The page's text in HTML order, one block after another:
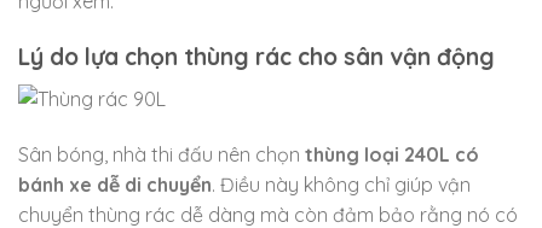
Lý do lựa chọn thùng rác cho sân vận động
Sân bóng, nhà thi đấu nên chọn thùng loại 240L có
bánh xe dễ di chuyển. Điều này không chỉ giúp vận
chuyển thùng rác dễ dàng mà còn đảm bảo rằng nó có